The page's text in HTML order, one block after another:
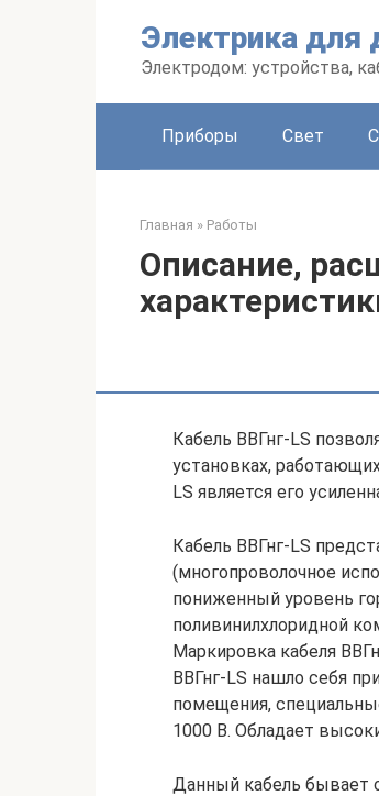
Электрика для
Электродом: устройства,
Приборы Свет
Главная » Работы
Описание,
Кабель ВВГнг-LS
установках,
LS является его
Кабель ВВГнг-LS
(многопроволочное
пониженный уровень
поливинилхлоридной
Маркировка кабеля
ВВГнг-LS нашло себя
помещения,
1000 В. Обладает
Данный кабель бывает